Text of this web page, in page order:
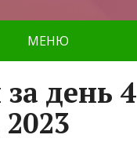
МЕНЮ
день 4